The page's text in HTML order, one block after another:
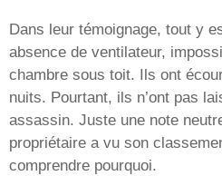
Dans leur témoignage, tout y
absence de ventilateur,
chambre sous toit. Ils ont
nuits. Pourtant, ils n’ont pas
assassin. Juste une note
propriétaire a vu son
comprendre pourquoi.